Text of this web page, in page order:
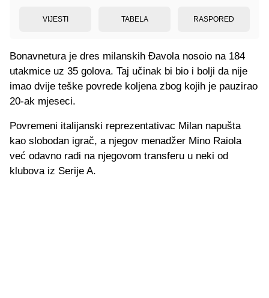
VIJESTI TABELA RASPORED
Bonavnetura je dres milanskih Đavola nosoio na 184
utakmice uz 35 golova. Taj učinak bi bio i bolji da nije
imao dvije teške povrede koljena zbog kojih je pauzirao
20-ak mjeseci.
Povremeni italijanski reprezentativac Milan napušta
kao slobodan igrač, a njegov menadžer Mino Raiola
već odavno radi na njegovom transferu u neki od
klubova iz Serije A.